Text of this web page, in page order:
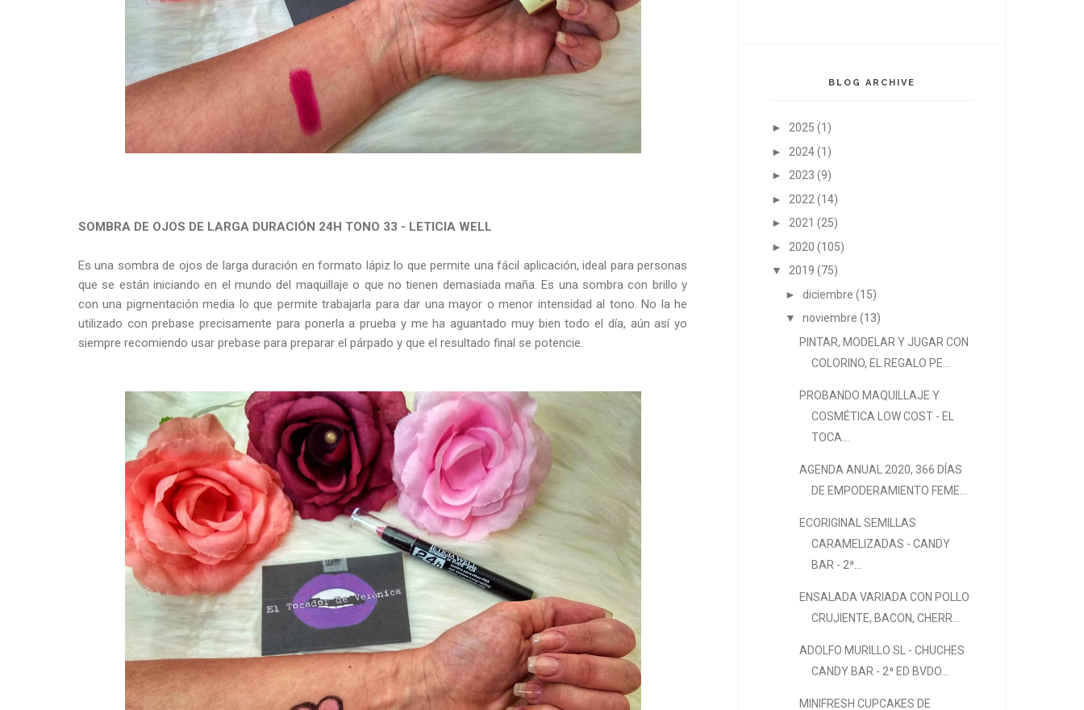
SOMBRA DE OJOS DE LARGA DURACIÓN 24H TONO 33 - LETICIA WELL
Es una sombra de ojos de larga duración en formato lápiz lo que permite una fácil aplicación, ideal para personas
que se están iniciando en el mundo del maquillaje o que no tienen demasiada maña. Es una sombra con brillo y
con una pigmentación media lo que permite trabajarla para dar una mayor o menor intensidad al tono. No la he
utilizado con prebase precisamente para ponerla a prueba y me ha aguantado muy bien todo el día, aún así yo
siempre recomiendo usar prebase para preparar el párpado y que el resultado final se potencie.
BLOG ARCHIVE
► 2025 (1)
► 2024(1)
► 2023 (9)
► 2022 (14)
► 2021 (25)
► 2020 (105)
▼
2019 (75)
► diciembre (15)
▼
noviembre (13)
PINTAR, MODELAR Y JUGAR CON
COLORINO, EL REGALO PE...
PROBANDO MAQUILLAJE Y
COSMÉTICA LOW COST - EL
TOCA...
AGENDA ANUAL 2020, 366 DÍAS
DE EMPODERAMIENTO FEME...
ECORIGINAL SEMILLAS
CARAMELIZADAS - CANDY
BAR - 2ª...
ENSALADA VARIADA CON POLLO
CRUJIENTE, BACON, CHERR...
ADOLFO MURILLO SL - CHUCHES
CANDY BAR - 2ª ED BVDO...
MINIFRESH CUPCAKES DE